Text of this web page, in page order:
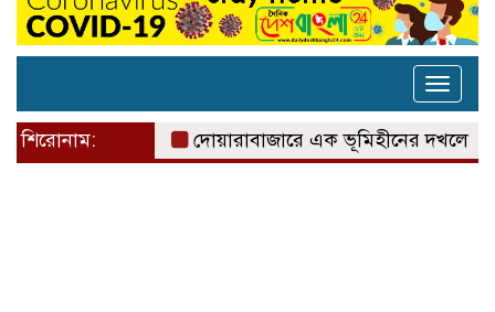
Toggle
শিরোনাম: দোয়ারাবাজারে এক ভূমিহীনের দখলে থাকা